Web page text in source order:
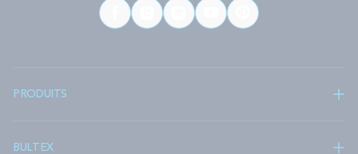
PRODUITS
BULTEX